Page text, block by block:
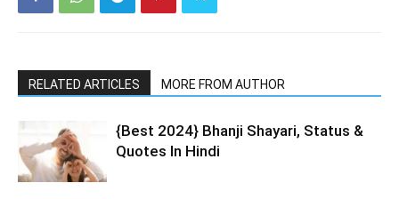
RELATED ARTICLES MORE FROM AUTHOR
{Best 2024} Bhanji Shayari, Status &
Quotes In Hindi